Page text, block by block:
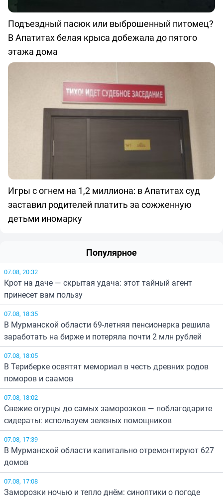
Подъездный пасюк или выброшенный питомец?
В Апатитах белая крыса добежала до пятого
этажа дома
Игры с огнем на 1,2 миллиона: в Апатитах суд
заставил родителей платить за сожженную
детьми иномарку
Популярное
07.08, 20:32
Крот на даче — скрытая удача: этот тайный агент
принесет вам пользу
07.08, 18:35
В Мурманской области 69-летняя пенсионерка решила
заработать на бирже и потеряла почти 2 млн рублей
07.08, 18:05
В Териберке освятят мемориал в честь древних родов
поморов и саамов
07.08, 18:02
Свежие огурцы до самых заморозков — поблагодарите
сидераты: используем зеленых помощников
07.08, 17:39
В Мурманской области капитально отремонтируют 627
домов
07.08, 17:08
Заморозки ночью и тепло днём: синоптики о погоде